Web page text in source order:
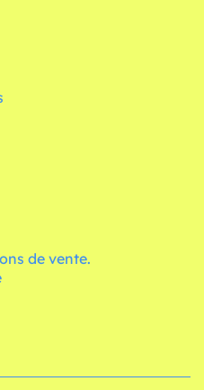
de vente.